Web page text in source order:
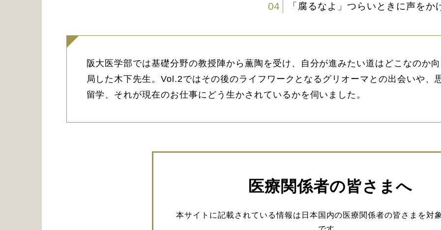
医療関係者の皆さまへ
本サイトに記載されている情報は日本国内の医療関係者の皆さまを対
04 「腐るなよ」つらいときに声をか
阪大医学部では基礎分野の教授陣から薫陶を受け、自分が進みたい道はどこなのか
局した木下先生。Vol.2ではその後のライフワークとなるグリオーマとの出会いや、
留学、それが現在のお仕事にどう生かされているかを伺いました。
閲覧にはログインが必要です。
ログイン 会員登録